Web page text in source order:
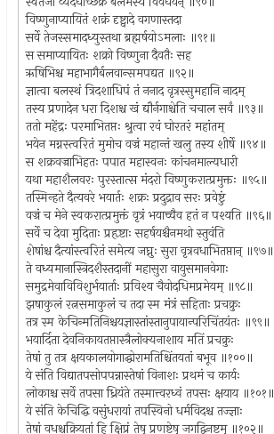
विष्णुनाप्यायितं शक्रं दृष्ट्वादे वगणास्तदा
सर्वे तेजस्समादध्युस्तथा ब्रह्मर्षयोऽमलाः ॥९१॥
स समाप्यायितः शक्रो विष्णुना दैवतैः सह
ऋषिभिश्च महाभागैर्बलवान्समपद्यत ॥९२॥
ज्ञात्वा बलस्थं त्रिदशाधिपं तं ननाद वृत्रस्सुमहानि नादम्
तस्य प्रणादेन धरा दिशश्च खं द्यौर्नगाश्चेति चचाल सर्वं ॥९३॥
ततो महेंद्रः परमाभितप्तः श्रुत्वा रवं घोरतरं महांतम्
भयेन मग्नस्त्वरितं मुमोच वज्रं महान्तं खलु तस्य शीर्षे ॥९४॥
स शक्रवज्राभिहतः पपात महास्वनः कांचनमाल्यधारी
यथा महाशैलवरः पुरस्तात्स मंदरो विष्णुकरात्प्रमुक्तः ॥९५॥
तस्मिन्हते दैत्यवरे भयार्तः शक्रः प्रदुद्राव सरः प्रवेष्टुं
वज्रं च मेने स्वकरात्प्रमुक्तं वृत्रं भयाच्चैव हतं न पश्यति ॥९६॥
सर्वे च देवा मुदिताः प्रहृष्टाः सहर्षयश्चैनमथो स्तुवंति
शेषांश्च दैत्यांस्त्वरितं समेत्य जघ्नुः सुरा वृत्रवधाभितप्तान् ॥९७॥
ते वध्यमानास्त्रिदशैस्तदानीं महासुरा वायुसमानवेगाः
समुद्रमेवाविविशुर्भयार्ताः प्रविश्य चैवोदधिमप्रमेयम् ॥९८॥
झषाकुलं रत्नसमाकुलं च तदा स्म मंत्रं सहिताः प्रचक्रुः
तत्र स्म केचिन्मतिनिश्चयज्ञास्तांस्तानुपायान्परिचिंतयंतः ॥९९॥
भयार्दिता देवनिकायतप्तास्त्रैलोक्यनाशाय मतिं प्रचक्रुः
तेषां तु तत्र क्षयकालयोगाद्घोरामतिश्चिंतयतां बभूव ॥१००॥
ये संति विद्यातपसोपपन्नास्तेषां विनाशः प्रथमं च कार्यः
लोकाश्च सर्वे तपसा ध्रियंते तस्मात्त्वरध्वं तपसः क्षयाय ॥१०१॥
ये संति केचिद्धि वसुंधरायां तपस्विनो धर्मविदश्च तज्ज्ञाः
तेषां वधश्चक्रियतां हि क्षिप्रं तेषु प्रणष्टेषु जगद्विनष्टम् ॥१०२॥